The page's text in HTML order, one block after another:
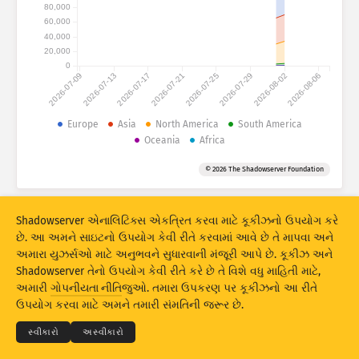
હુમલાના સ્ટેટિસ્ટિક્સ: ઉપકરણો
અદ્યતન રીસેટ
PNG તરીકે ડાઉનલોડ કરો
2026-07-092026-07-132026-07-172026-07-212026-07-252026-07-292026-08-022026-08-06
0
20,000
40,000
60,000
80,000
Europe Asia North America
South America
Oceania
Africa
© 2026 The Shadowserver Foundation
© 2026THE SHADOWSERVER FOUNDATION
ગોપનીયતા અને શરતો
અમારો સંપર્ક કરો ક્રેડિટ્સ
Shadowserver એનાલિટિક્સ એકત્રિત કરવા માટે કૂકીઝનો ઉપયોગ કરે
છે. આ અમને સાઇટનો ઉપયોગ કેવી રીતે કરવામાં આવે છે તે માપવા અને
અમારા યુઝર્સઓ માટે અનુભવને સુધારવાની મંજૂરી આપે છે. કૂકીઝ અને
Shadowserver તેનો ઉપયોગ કેવી રીતે કરે છે તે વિશે વધુ માહિતી માટે,
અમારી ગોપનીયતા નીતિજુઓ. તમારા ઉપકરણ પર કૂકીઝનો આ રીતે
ઉપયોગ કરવા માટે અમને તમારી સંમતિની જરૂર છે.
સ્વીકારો અસ્વીકારો